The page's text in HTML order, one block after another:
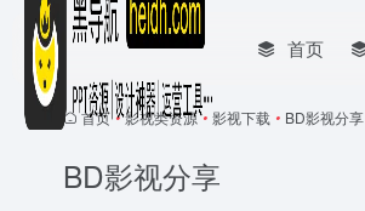
首页
首页 • 影视类资源 • 影视下载 • BD影视分享
BD影视分享